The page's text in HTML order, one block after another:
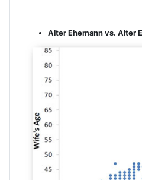
Alter Ehemann vs. Alter